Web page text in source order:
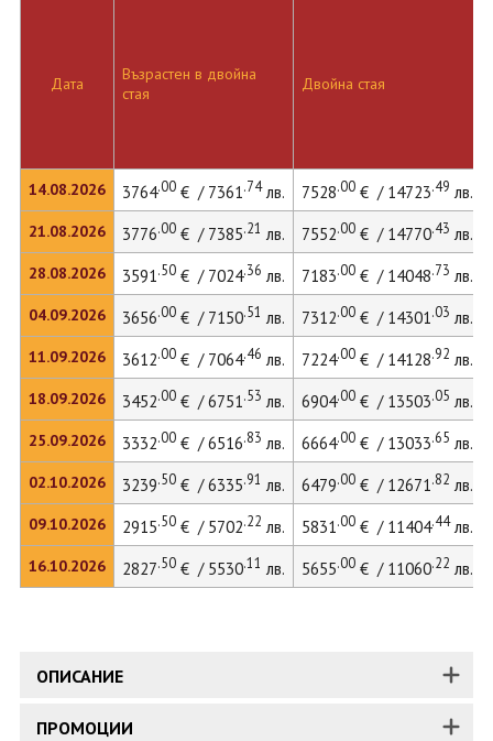
Дата
14.08.2026
21.08.2026
28.08.2026
04.09.2026
11.09.2026
18.09.2026
25.09.2026
02.10.2026
09.10.2026
16.10.2026
Възрастен в двойна
стая
Двойна стая
3764.00€ / 7361.74лв. 7528.00€ / 14723.49 лв.
3776.00€ / 7385.21 лв. 7552.00€ / 14770.43 лв.
3591.50€ / 7024.36 лв. 7183.00€ / 14048.73 лв.
3656.00€ / 7150.51 лв. 7312.00€ / 14301.03 лв.
3612.00€ / 7064.46 лв. 7224.00€ / 14128.92 лв.
3452.00€ / 6751.53 лв. 6904.00€ / 13503.05 лв.
3332.00€ / 6516.83 лв. 6664.00€ / 13033.65 лв.
3239.50€ / 6335.91 лв. 6479.00€ / 12671.82 лв.
2915.50€ / 5702.22 лв. 5831.00€ / 11404.44лв.
2827.50€ / 5530.11 лв. 5655.00€ / 11060.22 лв.
ОПИСАНИЕ
ПРОМОЦИИ